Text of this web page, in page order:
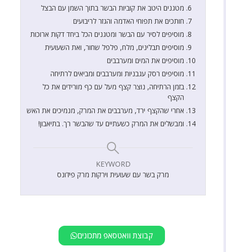
מטגנים היטב את קוביות הבשר בתוך השמן עם הבצל
חותכים את תפוחי האדמה והגזר לריבועים
מוסיפים לסיר עם הבשר ומטגנים הכל ביחד דקות ארוכות
מוסיפים תבלינים, מלח, פלפל שחור, ואת השעועית
מוסיפים את המים ומערבבים
מוסיפים רסק עגבניות ומערבבים ומביאים לרתיחה
בזמן הרתיחה, נוצר קצף מעל עם כף מורידים את כל
הקצף
אחרי שהקצף ירד, מערבבים את המרק, מנמיכים את האש
ומבשלים את המרק כשעתיים עד שהבשר רך. בתיאבון!
KEYWORD
מרק בשר עם שעועית וירקות מרק פיז'ונס
קבוצת וואטסאפ מתכונים